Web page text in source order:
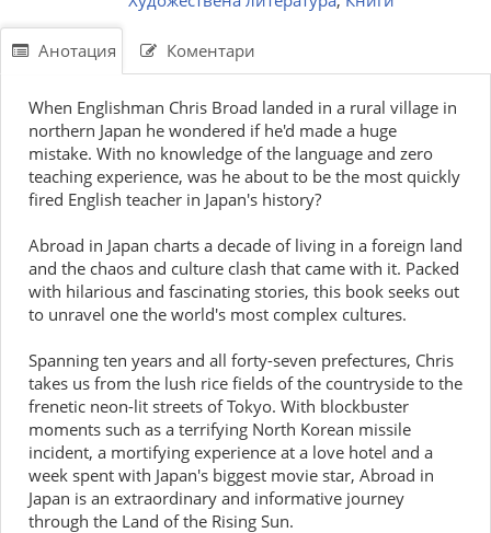
Анотация Коментари
When Englishman Chris Broad landed in a rural village in
northern Japan he wondered if he'd made a huge
mistake. With no knowledge of the language and zero
teaching experience, was he about to be the most quickly
fired English teacher in Japan's history?
Abroad in Japan charts a decade of living in a foreign land
and the chaos and culture clash that came with it. Packed
with hilarious and fascinating stories, this book seeks out
to unravel one the world's most complex cultures.
Spanning ten years and all forty-seven prefectures, Chris
takes us from the lush rice fields of the countryside to the
frenetic neon-lit streets of Tokyo. With blockbuster
moments such as a terrifying North Korean missile
incident, a mortifying experience at a love hotel and a
week spent with Japan's biggest movie star, Abroad in
Japan is an extraordinary and informative journey
through the Land of the Rising Sun.